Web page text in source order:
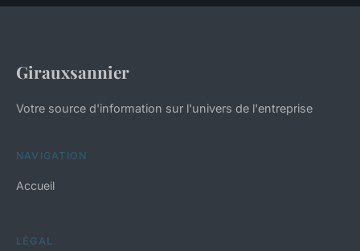
Girauxsannier
Votre source d'information sur l'univers de l'entreprise
NAVIGATION
Accueil
LÉGAL